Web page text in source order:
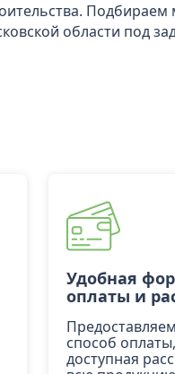
Подбираем
области под
Удобная
оплаты и
способ
доступная